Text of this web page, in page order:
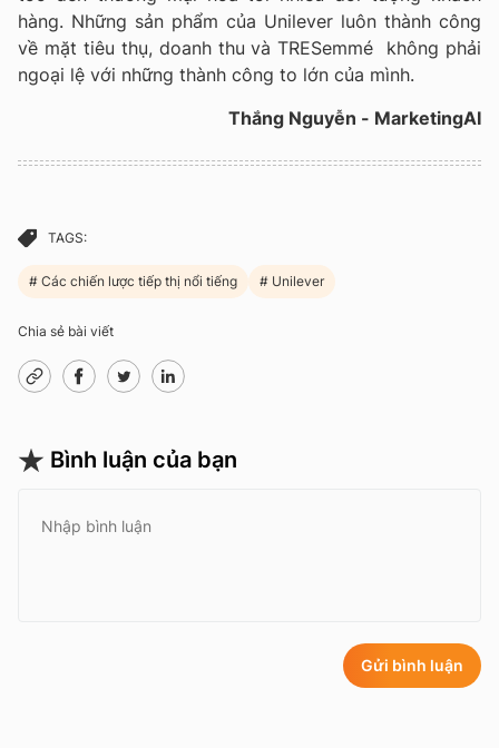
hàng. Những sản phẩm của Unilever luôn thành công
về mặt tiêu thụ, doanh thu và TRESemmé không phải
ngoại lệ với những thành công to lớn của mình.
Thắng Nguyễn - MarketingAI
TAGS:
Các chiến lược tiếp thị nổi tiếng Unilever
Chia sẻ bài viết
Bình luận của bạn
Gửi bình luận